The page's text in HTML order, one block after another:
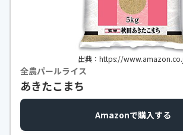
出典：https://
全農パールライス
あきたこまち
Amazonで購入する